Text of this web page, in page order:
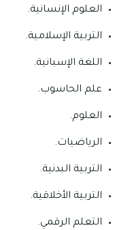
العلوم الإنسانية.
التربية الإسلامية.
اللغة الإسبانية.
علم الحاسوب.
العلوم.
الرياضيات.
التربية البدنية.
التربية الأخلاقية.
التعلم الرقمي.